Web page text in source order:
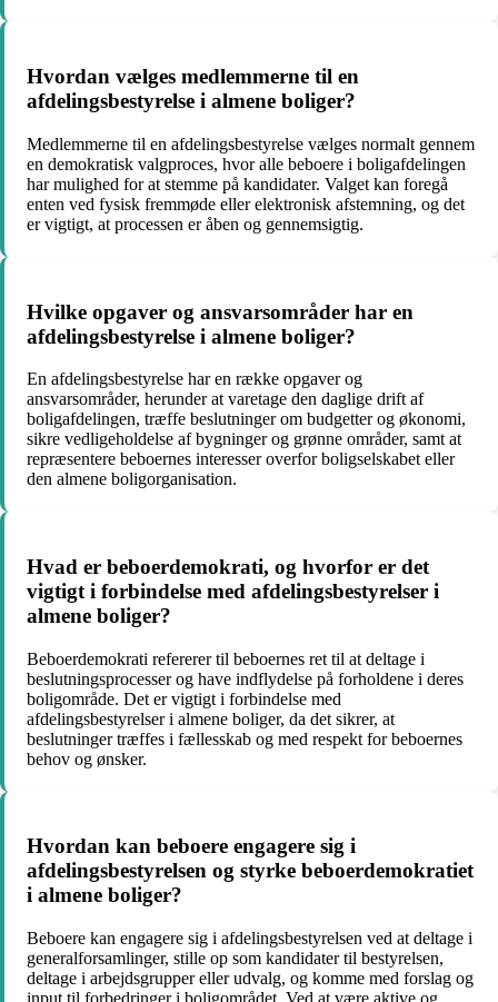
Hvordan vælges medlemmerne til en
afdelingsbestyrelse i almene boliger?
Medlemmerne til en afdelingsbestyrelse vælges normalt gennem
en demokratisk valgproces, hvor alle beboere i boligafdelingen
har mulighed for at stemme på kandidater. Valget kan foregå
enten ved fysisk fremmøde eller elektronisk afstemning, og det
er vigtigt, at processen er åben og gennemsigtig.
Hvilke opgaver og ansvarsområder har en
afdelingsbestyrelse i almene boliger?
En afdelingsbestyrelse har en række opgaver og
ansvarsområder, herunder at varetage den daglige drift af
boligafdelingen, træffe beslutninger om budgetter og økonomi,
sikre vedligeholdelse af bygninger og grønne områder, samt at
repræsentere beboernes interesser overfor boligselskabet eller
den almene boligorganisation.
Hvad er beboerdemokrati, og hvorfor er det
vigtigt i forbindelse med afdelingsbestyrelser i
almene boliger?
Beboerdemokrati refererer til beboernes ret til at deltage i
beslutningsprocesser og have indflydelse på forholdene i deres
boligområde. Det er vigtigt i forbindelse med
afdelingsbestyrelser i almene boliger, da det sikrer, at
beslutninger træffes i fællesskab og med respekt for beboernes
behov og ønsker.
Hvordan kan beboere engagere sig i
afdelingsbestyrelsen og styrke beboerdemokratiet
i almene boliger?
Beboere kan engagere sig i afdelingsbestyrelsen ved at deltage i
generalforsamlinger, stille op som kandidater til bestyrelsen,
deltage i arbejdsgrupper eller udvalg, og komme med forslag og